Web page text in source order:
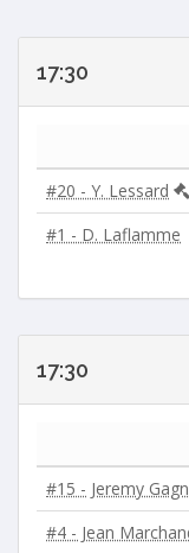
17:30
#20 - Y. Lessard
#1 - D. Laflamme
17:30
#15 - Jeremy
#4 - Jean